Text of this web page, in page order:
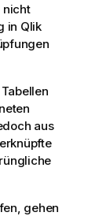
nicht
in Qlik
aus
gehen